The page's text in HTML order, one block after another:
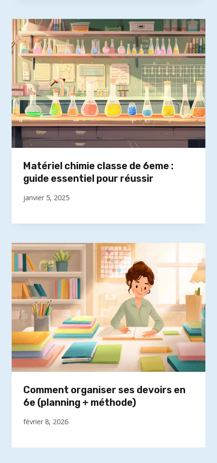
Matériel chimie classe de 6eme :
guide essentiel pour réussir
janvier 5, 2025
Comment organiser ses devoirs en
6e (planning + méthode)
février 8, 2026